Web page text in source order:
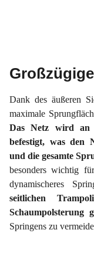
Dank des äußeren
maximale
Das Netz wird an
befestigt, was den
und die gesamte
besonders wichtig
dynamischeres
seitlichen
Schaumpolsterung
Springens zu